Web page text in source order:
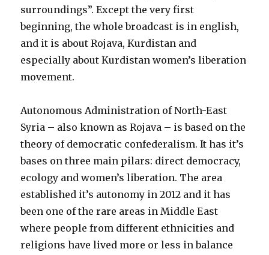
surroundings”. Except the very first
beginning, the whole broadcast is in english,
and it is about Rojava, Kurdistan and
especially about Kurdistan women’s liberation
movement.
Autonomous Administration of North-East
Syria – also known as Rojava – is based onthe
theory of democratic confederalism. It has it’s
bases on three main pilars: direct democracy,
ecology and women’s liberation. The area
established it’s autonomy in 2012 and it has
been one of the rare areas in Middle East
where people from different ethnicities and
religions have lived more or less in balance